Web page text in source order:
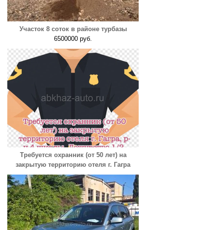
Участок 8 соток в районе турбазы
6500000 руб.
Требуется охранник (от 50 лет) на
закрытую территорию отеля г. Гагра